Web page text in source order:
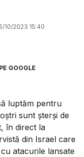
10/2023 15:40
GOOGLE
luptăm pentru
sunt șterși de
în direct la
din Israel care
atacurile lansate